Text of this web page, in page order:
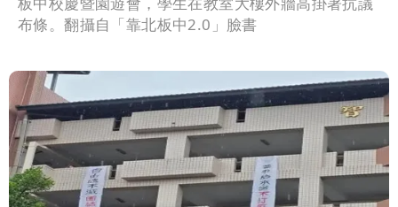
布條。翻攝自「靠北板中2.0」臉書